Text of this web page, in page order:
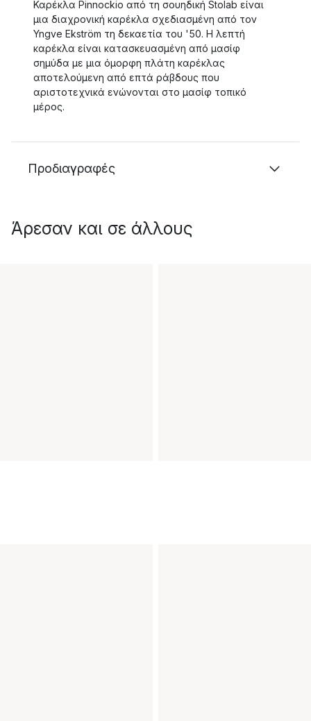
Καρέκλα Pinnockio από τη σουηδική Stolab είναι
μια διαχρονική καρέκλα σχεδιασμένη από τον
Yngve Ekström τη δεκαετία του '50. Η λεπτή
καρέκλα είναι κατασκευασμένη από μασίφ
σημύδα με μια όμορφη πλάτη καρέκλας
αποτελούμενη από επτά ράβδους που
αριστοτεχνικά ενώνονται στο μασίφ τοπικό
μέρος.
Προδιαγραφές
Άρεσαν και σε άλλους